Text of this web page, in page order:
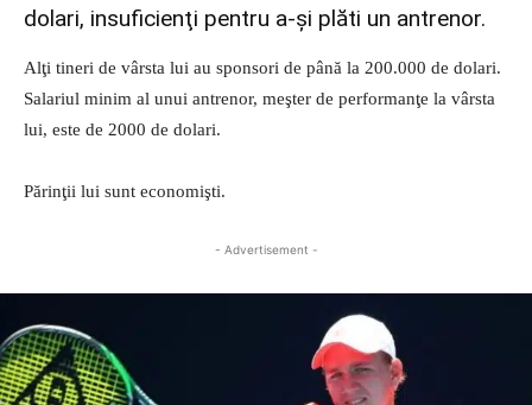
dolari, insuficienţi pentru a-şi plăti un antrenor.
Alţi tineri de vârsta lui au sponsori de până la 200.000 de dolari.
Salariul minim al unui antrenor, meşter de performanţe la vârsta
lui, este de 2000 de dolari.
Părinţii lui sunt economişti.
- Advertisement -